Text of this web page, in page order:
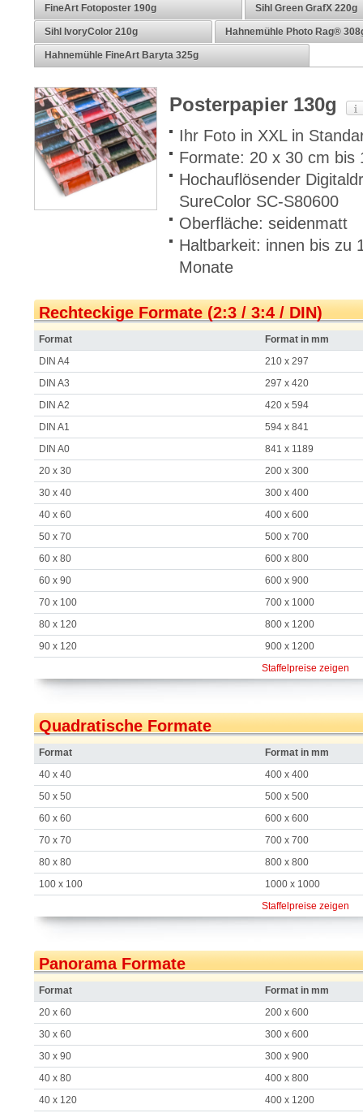
FineArt Fotoposter 190g Sihl Green GrafX 220g
Sihl IvoryColor 210g Hahnemühle Photo Rag®
Hahnemühle FineArt Baryta 325g
Posterpapier 130g
Ihr Foto in XXL in
Formate: 20 x 30 cm bis
Hochauflösender
SureColor SC-S80600
Oberfläche: seidenmatt
Haltbarkeit: innen bis zu
Monate
Rechteckige Formate (2:3 / 3:4 / DIN)
Format
Format in mm
DIN A4
210 x 297
DIN A3
297 x 420
DIN A2
420 x 594
DIN A1
594 x 841
DIN A0
841 x 1189
20 x 30
200 x 300
30 x 40
300 x 400
40 x 60
400 x 600
50 x 70
500 x 700
60 x 80
600 x 800
60 x 90
600 x 900
70 x 100
700 x 1000
80 x 120
800 x 1200
90 x 120
900 x 1200
Staffelpreise zeigen
Quadratische Formate
Format
Format in mm
40 x 40
400 x 400
50 x 50
500 x 500
60 x 60
600 x 600
70 x 70
700 x 700
80 x 80
800 x 800
100 x 100
1000 x 1000
Staffelpreise zeigen
Panorama Formate
Format
Format in mm
20 x 60
200 x 600
30 x 60
300 x 600
30 x 90
300 x 900
40 x 80
400 x 800
40 x 120
400 x 1200